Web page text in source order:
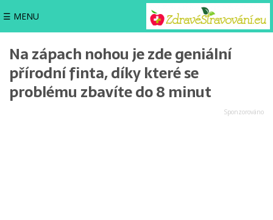
☰ MENU
Na zápach nohou je zde geniální
přírodní finta, díky které se
problému zbavíte do 8 minut